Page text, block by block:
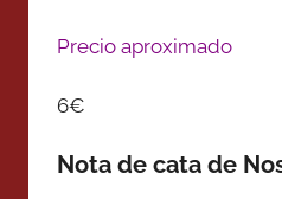
Precio aproximado
6€
Nota de cata de